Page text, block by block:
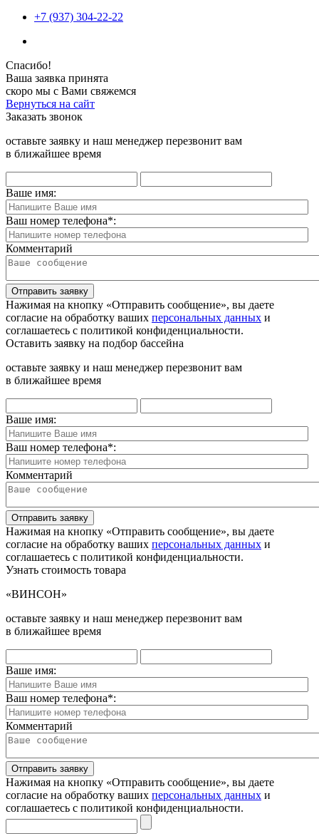
+7 (937) 304-22-22
Спасибо!
Ваша заявка принята
скоро мы с Вами свяжемся
Вернуться на сайт
Заказать звонок
оставьте заявку и наш менеджер перезвонит вам
в ближайшее время
Ваше имя:
Ваш номер телефона*:
Комментарий
Отправить заявку
Нажимая на кнопку «Отправить сообщение», вы даете
согласие на обработку ваших персональных данных и
соглашаетесь с политикой конфиденциальности.
Оставить заявку на подбор бассейна
оставьте заявку и наш менеджер перезвонит вам
в ближайшее время
Ваше имя:
Ваш номер телефона*:
Комментарий
Отправить заявку
Нажимая на кнопку «Отправить сообщение», вы даете
согласие на обработку ваших персональных данных и
соглашаетесь с политикой конфиденциальности.
Узнать стоимость товара
«ВИНСОН»
оставьте заявку и наш менеджер перезвонит вам
в ближайшее время
Ваше имя:
Ваш номер телефона*:
Комментарий
Отправить заявку
Нажимая на кнопку «Отправить сообщение», вы даете
согласие на обработку ваших персональных данных и
соглашаетесь с политикой конфиденциальности.